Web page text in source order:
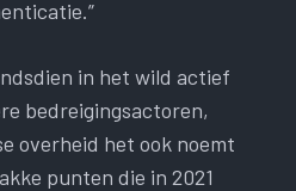
in het wild actief
bedreigingsactoren,
overheid het ook noemt
punten die in 2021